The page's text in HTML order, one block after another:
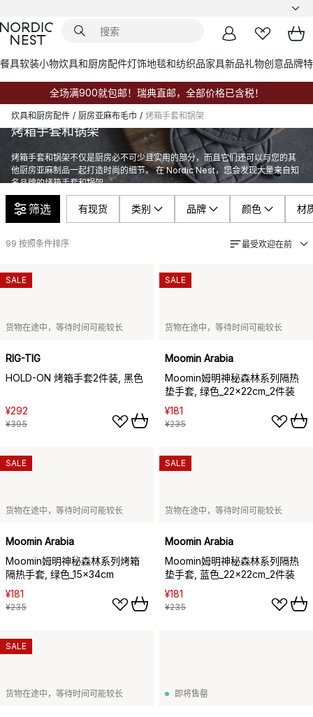
餐具软装小物炊具和厨房配件灯饰地毯和纺织品家具新品礼物创意品牌
全场满900就包邮！瑞典直邮，全部价格已含税！
炊具和厨房配件 / 厨房亚麻布毛巾 / 烤箱手套和锅架
烤箱手套和锅架
烤箱手套和锅架不仅是厨房必不可少且实用的部分，而且它们还可以与您的其
他厨房亚麻制品一起打造时尚的细节。 在 Nordic Nest，您会发现大量来自知
名品牌的烤箱手套和锅架。
筛选 有现货 类别 品牌 颜色 材
99 按照条件排序 最受欢迎在前
货物在途中，等待时间可能较长
RIG-TIG
HOLD-ON 烤箱手套2件装, 黑色
¥292
¥395
SALE
货物在途中，等待时间可能较长
Moomin Arabia
Moomin姆明神秘森林系列隔热
垫手套, 绿色_22x22cm_2件装
¥181
¥235
SALE
货物在途中，等待时间可能较长
Moomin Arabia
Moomin姆明神秘森林系列烤箱
隔热手套, 绿色_15x34cm
¥181
¥235
SALE
货物在途中，等待时间可能较长
Moomin Arabia
Moomin姆明神秘森林系列隔热
垫手套, 蓝色_22x22cm_2件装
¥181
¥235
SALE
货物在途中，等待时间可能较长
SALE
即将售罄